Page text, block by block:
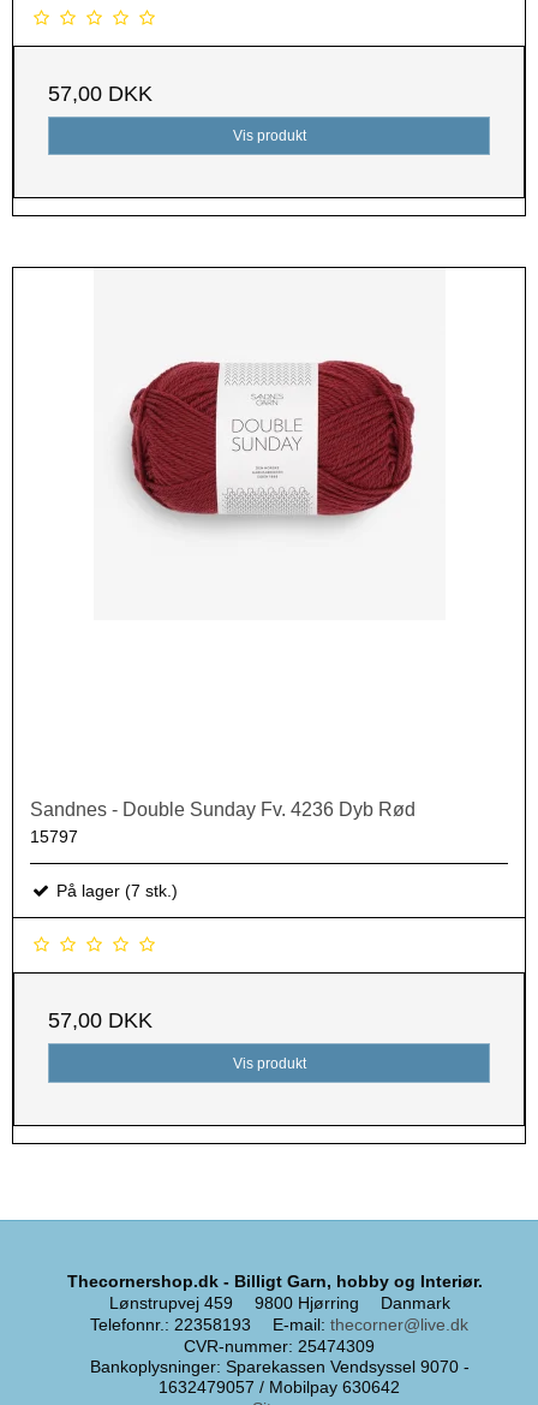
57,00 DKK
Vis produkt
Sandnes - Double Sunday Fv. 4236 Dyb Rød
15797
På lager (7 stk.)
57,00 DKK
Vis produkt
Thecornershop.dk - Billigt Garn, hobby og Interiør.
Lønstrupvej 459
9800 Hjørring
Danmark
Telefonnr. : 22358193 E-mail: thecorner@live.dk
CVR-nummer: 25474309
Bankoplysninger: Sparekassen Vendsyssel 9070 -
1632479057 / Mobilpay 630642